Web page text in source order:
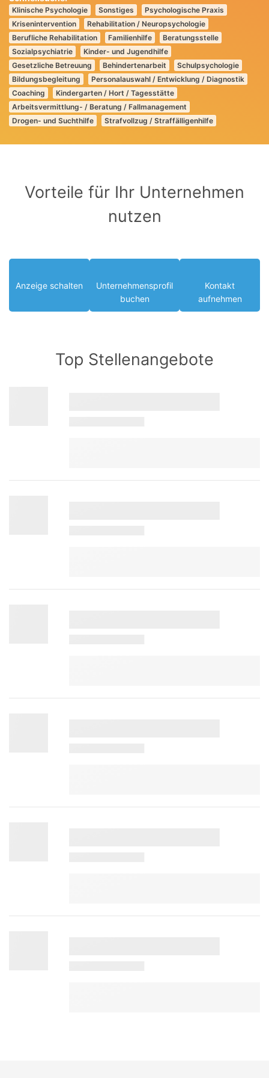
Klinische Psychologie Sonstiges
Psychologische Praxis
Krisenintervention
Rehabilitation / Neuropsychologie
Berufliche Rehabilitation
Familienhilfe
Beratungsstelle
Sozialpsychiatrie
Kinder- und Jugendhilfe
Gesetzliche Betreuung
Behindertenarbeit
Schulpsychologie
Bildungsbegleitung
Personalauswahl / Entwicklung / Diagnostik
Coaching
Kindergarten / Hort / Tagesstätte
Arbeitsvermittlung- / Beratung / Fallmanagement
Drogen- und Suchthilfe
Strafvollzug / Straffälligenhilfe
Vorteile für Ihr Unternehmen
nutzen
Anzeige schalten
Unternehmensprofil
buchen
Kontakt
aufnehmen
Top Stellenangebote